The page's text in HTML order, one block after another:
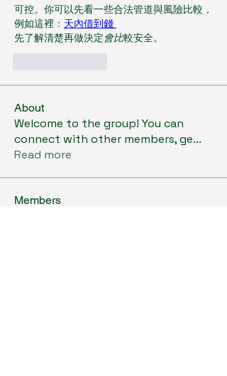
可控。你可以先看一些合法管道與風險比較，
例如這裡： 天內借到錢
先了解清楚再做決定會比較安全。
About
Welcome to the group! You can
connect with other members, ge...
Read more
Members